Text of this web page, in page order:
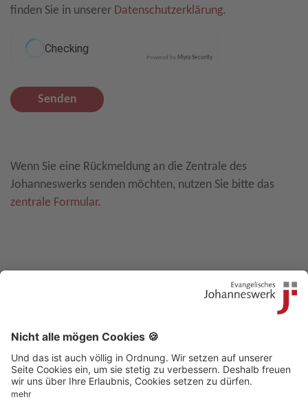
finden Sie in unserer Datenschutzerklärung.
Powered by Myra Security
Senden
Wenn Sie eine Rückmeldung an die Zentrale des
Johanneswerks senden möchten, nutzen Sie bitte das
zentrale Formular.